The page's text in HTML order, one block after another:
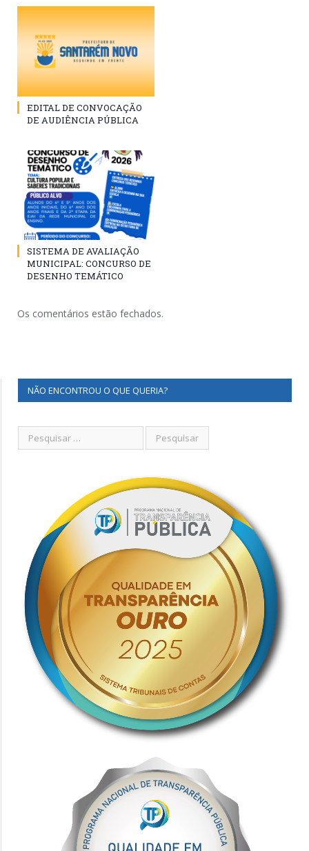
EDITAL DE CONVOCAÇÃO
DE AUDIÊNCIA PÚBLICA
SISTEMA DE AVALIAÇÃO
MUNICIPAL: CONCURSO DE
DESENHO TEMÁTICO
Os comentários estão fechados.
NÃO ENCONTROU O QUE QUERIA?